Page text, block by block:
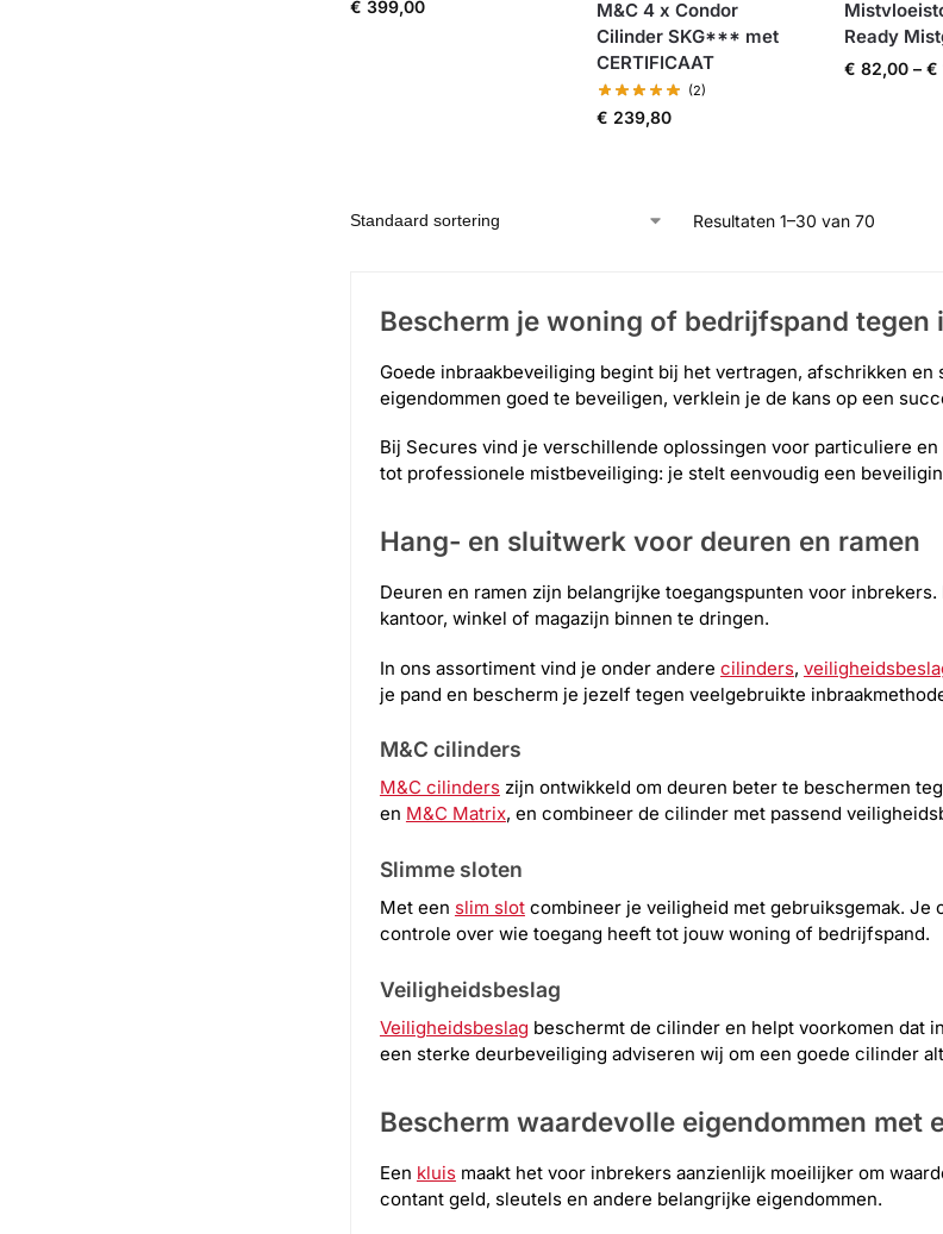
€ 399,00
M&C 4 x Condor
Cilinder SKG*** met
CERTIFICAAT
(2)
€ 239,80
Ready
€ 82,00 – €
Resultaten 1–30 van 70
Bescherm je woning of bedrijfspand tegen
Goede inbraakbeveiliging begint bij het vertragen, afschrikken
eigendommen goed te beveiligen, verklein je de kans op een
Bij Secures vind je verschillende oplossingen voor particuliere en
tot professionele mistbeveiliging: je stelt eenvoudig een
Hang- en sluitwerk voor deuren en ramen
Deuren en ramen zijn belangrijke toegangspunten voor inbrekers.
kantoor, winkel of magazijn binnen te dringen.
In ons assortiment vind je onder andere cilinders,
je pand en bescherm je jezelf tegen veelgebruikte
M&C cilinders
M&C cilinderszijn ontwikkeld om deuren beter te beschermen
en M&C Matrix, en combineer de cilinder met passend
Slimme sloten
Met een slim slotcombineer je veiligheid met gebruiksgemak. Je
controle over wie toegang heeft tot jouw woning of bedrijfspand.
Veiligheidsbeslag
Veiligheidsbeslag beschermt de cilinder en helpt voorkomen dat
een sterke deurbeveiliging adviseren wij om een goede cilinder
Bescherm waardevolle eigendommen met
Een kluismaakt het voor inbrekers aanzienlijk moeilijker om
contant geld, sleutels en andere belangrijke eigendommen.